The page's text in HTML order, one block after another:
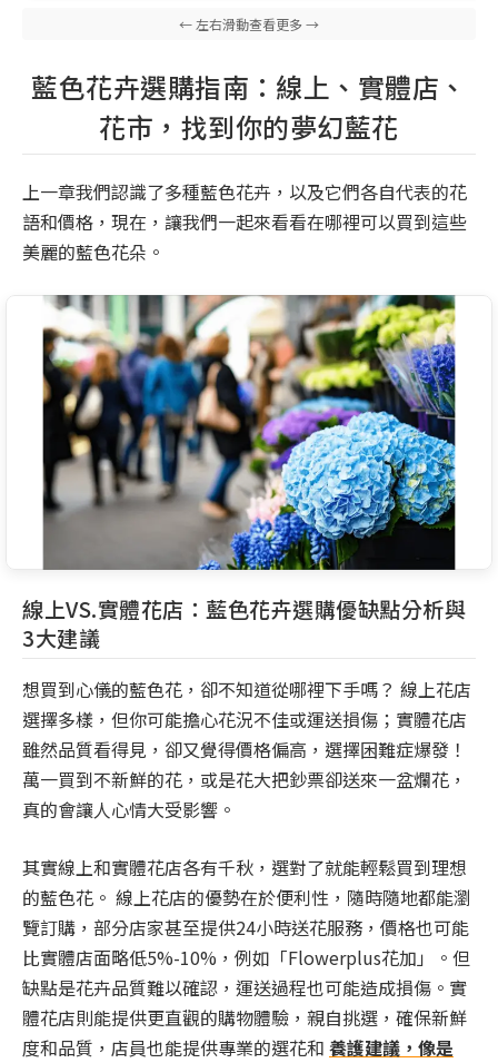
藍色花卉選購指南：線上、實體店、
花市，找到你的夢幻藍花
上一章我們認識了多種藍色花卉，以及它們各自代表的花
語和價格，現在，讓我們一起來看看在哪裡可以買到這些
美麗的藍色花朵。
線上VS.實體花店：藍色花卉選購優缺點分析與
3大建議
想買到心儀的藍色花，卻不知道從哪裡下手嗎？ 線上花店
選擇多樣，但你可能擔心花況不佳或運送損傷；實體花店
雖然品質看得見，卻又覺得價格偏高，選擇困難症爆發！
萬一買到不新鮮的花，或是花大把鈔票卻送來一盆爛花，
真的會讓人心情大受影響。
其實線上和實體花店各有千秋，選對了就能輕鬆買到理想
的藍色花。 線上花店的優勢在於便利性，隨時隨地都能瀏
覽訂購，部分店家甚至提供24小時送花服務，價格也可能
比實體店面略低5%-10%，例如「Flowerplus花加」。但
缺點是花卉品質難以確認，運送過程也可能造成損傷。實
體花店則能提供更直觀的購物體驗，親自挑選，確保新鮮
度和品質，店員也能提供專業的選花和 養護建議，像是